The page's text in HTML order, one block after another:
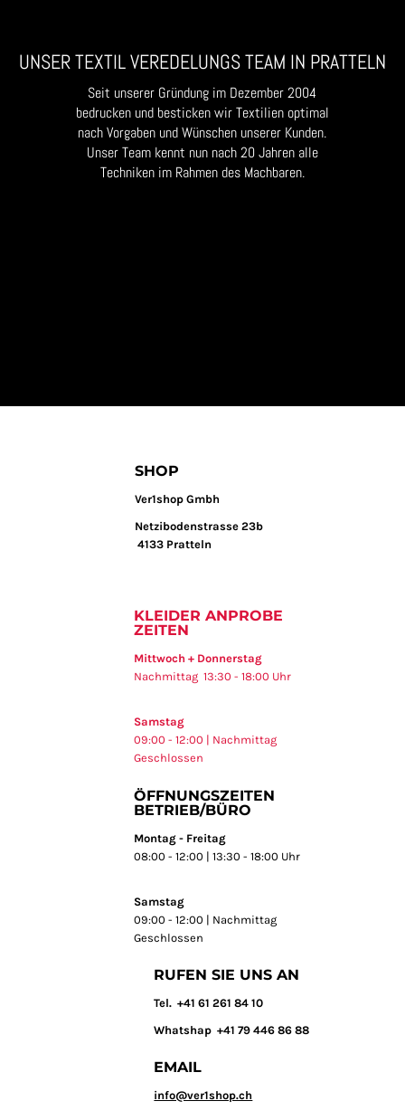
UNSER TEXTIL VEREDELUNGS TEAM IN PRATTELN
Seit unserer Gründung im Dezember 2004
bedrucken und besticken wir Textilien optimal
nach Vorgaben und Wünschen unserer Kunden.
Unser Team kennt nun nach 20 Jahren alle
Techniken im Rahmen des Machbaren.
SHOP
Ver1shop Gmbh
Netzibodenstrasse 23b
4133 Pratteln
KLEIDER ANPROBE
ZEITEN
Mittwoch + Donnerstag
Nachmittag 13:30 - 18:00 Uhr
Samstag
09:00 - 12:00 | Nachmittag
Geschlossen
ÖFFNUNGSZEITEN
BETRIEB/BÜRO
Montag - Freitag
08:00 - 12:00 | 13:30 - 18:00 Uhr
Samstag
09:00 - 12:00 | Nachmittag
Geschlossen
RUFEN SIE UNS AN
Tel. +41 61 261 84 10
Whatshap +41 79 446 86 88
EMAIL
info@ver1shop.ch